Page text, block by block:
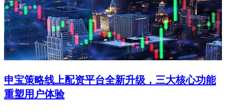
申宝策略线上配资平台全新升级，三大核心功能
重塑用户体验